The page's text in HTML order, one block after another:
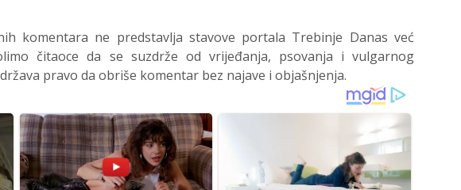
komentara ne predstavlja stavove portala Trebinje Danas već
čitaoce da se suzdrže od vrijeđanja, psovanja i vulgarnog
pravo da obriše komentar bez najave i objašnjenja.